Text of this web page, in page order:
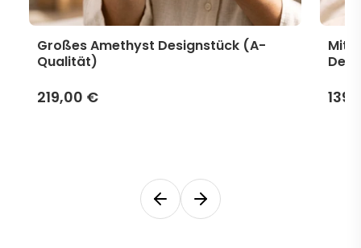
Großes Amethyst Designstück (A-
Qualität)
219,00 €